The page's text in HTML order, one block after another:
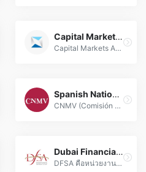
Capital Markets Authority (CMA)
Capital Markets Authority (CMA) เป็นหน่วยงานกำกับดูแลตลาดการเงินและฟอเร็กซ์ระดับสากล มุ่งสร้างมาตรฐานความปลอดภัยและความน่าเชื่อถือให้กับนักลงทุน
Spanish National Securities Market Commission (CNMV)
CNMV (Comisión Nacional del Mercado de Valores) เป็นหน่วยงานกำกับดูแลตลาดหลักทรัพย์และ Forex ของสเปน ควบคุมธุรกรรมการเงิน สร้างมาตรฐานความโปร่งใส และปกป้องสิทธิ์นักลงทุนอย่างเคร่งครัด
Dubai Financial Services Authority (DFSA)
DFSA คือหน่วยงานกำกับดูแลตลาดฟอเร็กซ์และบริการการเงินในศูนย์กลางการเงินดูไบ (DIFC) มุ่งส่งเสริมความมั่นคงทางธุรกิจและปกป้องสิทธิ์นักลงทุนอย่างมืออาชีพ